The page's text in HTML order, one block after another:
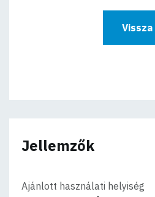
Vissza
Jellemzők
Ajánlott használati helyiség